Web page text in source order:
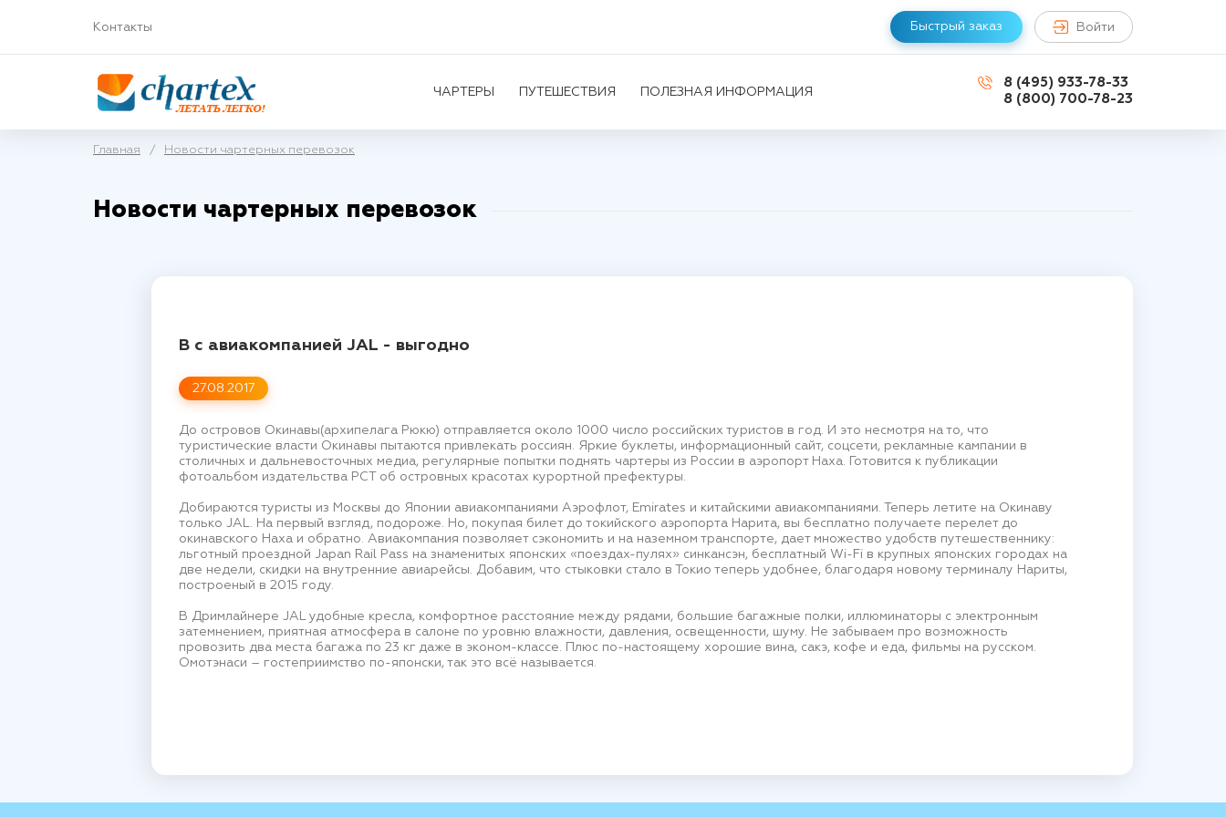
Контакты Быстрый заказ Войти
ЧАРТЕРЫ ПУТЕШЕСТВИЯ ПОЛЕЗНАЯ ИНФОРМАЦИЯ
8 (495) 933-78-33
8 (800) 700-78-23
Главная / Новости чартерных перевозок
Новости чартерных перевозок
27.08.2017
В с авиакомпанией JAL - выгодно
До островов Окинавы(архипелага Рюкю) отправляется около 1000 число российских туристов в год. И это несмотря на то, что
туристические власти Окинавы пытаются привлекать россиян. Яркие буклеты, информационный сайт, соцсети, рекламные кампании в
столичных и дальневосточных медиа, регулярные попытки поднять чартеры из России в аэропорт Наха. Готовится к публикации
фотоальбом издательства РСТ об островных красотах курортной префектуры.
Добираются туристы из Москвы до Японии авиакомпаниями Аэрофлот, Emirates и китайскими авиакомпаниями. Теперь летите на Окинаву
только JAL. На первый взгляд, подороже. Но, покупая билет до токийского аэропорта Нарита, вы бесплатно получаете перелет до
окинавского Наха и обратно. Авиакомпания позволяет сэкономить и на наземном транспорте, дает множество удобств путешественнику:
льготный проездной Japan Rail Pass на знаменитых японских «поездах-пулях» синкансэн, бесплатный Wi-Fi в крупных японских городах на
две недели, скидки на внутренние авиарейсы. Добавим, что стыковки стало в Токио теперь удобнее, благодаря новому терминалу Нариты,
построеный в 2015 году.
В Дримлайнере JAL удобные кресла, комфортное расстояние между рядами, большие багажные полки, иллюминаторы с электронным
затемнением, приятная атмосфера в салоне по уровню влажности, давления, освещенности, шуму. Не забываем про возможность
провозить два места багажа по 23 кг даже в эконом-классе. Плюс по-настоящему хорошие вина, сакэ, кофе и еда, фильмы на русском.
Омотэнаси – гостеприимство по-японски, так это всё называется.